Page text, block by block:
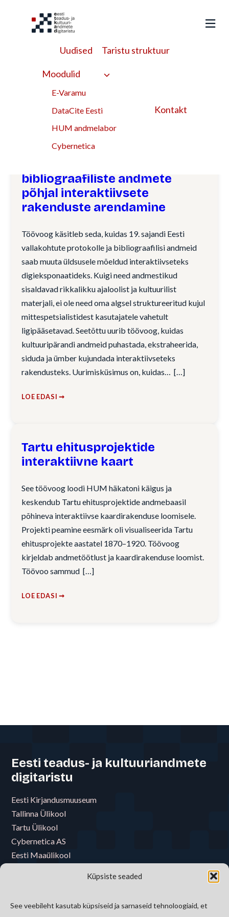
Küpsiste seaded
See veebileht kasutab küpsiseid ja sarnaseid tehnoloogiaid, et
Uudised Taristu struktuur
Moodulid
E-Varamu
DataCite Eesti
HUM andmelabor
Cybernetica
Kontakt
loomine
Mineviku elud Eesti
kultuuriandmetes: 19. sajandi
bibliograafiliste andmete
põhjal interaktiivsete
rakenduste arendamine
Töövoog käsitleb seda, kuidas 19. sajandi Eesti
vallakohtute protokolle ja bibliograafilisi andmeid
saab muuta üldsusele mõeldud interaktiivseteks
digieksponaatideks. Kuigi need andmestikud
sisaldavad rikkalikku ajaloolist ja kultuurilist
materjali, ei ole need oma algsel struktureeritud kujul
mittespetsialistidest kasutajatele vahetult
ligipääsetavad. Seetõttu uurib töövoog, kuidas
kultuuripärandi andmeid puhastada, ekstraheerida,
siduda ja ümber kujundada interaktiivseteks
rakendusteks. Uurimisküsimus on, kuidas…
LOE EDASI ➞
Tartu ehitusprojektide
interaktiivne kaart
See töövoog loodi HUM häkatoni käigus ja
keskendub Tartu ehitusprojektide andmebaasil
põhineva interaktiivse kaardirakenduse loomisele.
Projekti peamine eesmärk oli visualiseerida Tartu
ehitusprojekte aastatel 1870–1920. Töövoog
kirjeldab andmetöötlust ja kaardirakenduse loomist.
Töövoo sammud
LOE EDASI ➞
Eesti teadus- ja kultuuriandmete
digitaristu
Eesti Kirjandusmuuseum
Tallinna Ülikool
Tartu Ülikool
Cybernetica AS
Eesti Maaülikool
Eesti Raamatukoguvõrgu Konsortsium
E-riigi Akadeemia Sihtasutus